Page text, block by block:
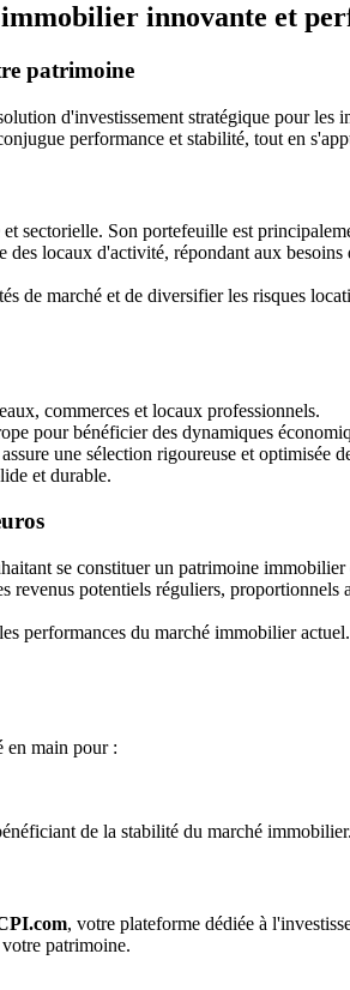
innovante et
patrimoine
d'investissement stratégique pour
performance et stabilité, tout en
sectorielle. Son portefeuille est
locaux d'activité, répondant aux
de marché et de diversifier les risques
commerces et locaux professionnels.
pour bénéficier des dynamiques
une sélection rigoureuse et optimisée
et durable.
se constituer un patrimoine
potentiels réguliers, proportionnels
performances du marché immobilier actuel.
en main pour :
de la stabilité du marché immobilier.
, votre plateforme dédiée à
patrimoine.